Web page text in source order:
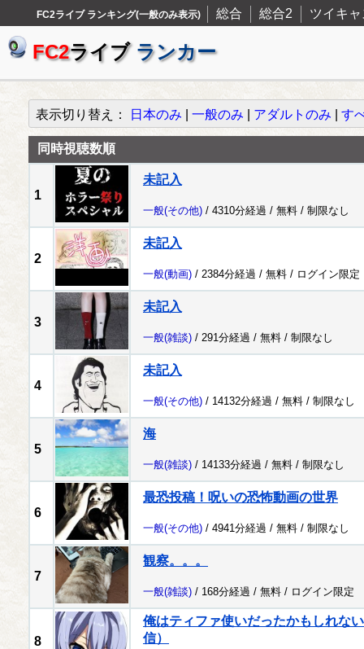
FC2ライブ ランキング(一般のみ表示) 総合 総合2 ツイキャ
FC2ライブ ランカー
表示切り替え： 日本のみ 一般のみ アダルトのみ す
同時視聴数順
1
未記入
一般(その他) / 4310分経過 / 無料 / 制限なし
2
未記入
一般(動画) / 2384分経過 / 無料 / ログイン限定
3
未記入
一般(雑談) / 291分経過 / 無料 / 制限なし
4
未記入
一般(その他) / 14132分経過 / 無料 / 制限なし
5
海
一般(雑談) / 14133分経過 / 無料 / 制限なし
6
最恐投稿！呪いの恐怖動画の世界
一般(その他) / 4941分経過 / 無料 / 制限なし
7
観察。。。
一般(雑談) / 168分経過 / 無料 / ログイン限定
8
俺はティファ使いだったかもしれな
信）